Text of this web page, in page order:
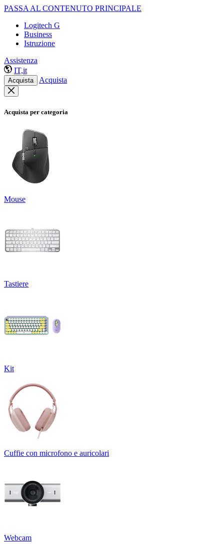
PASSA AL CONTENUTO PRINCIPALE
Logitech G
Business
Istruzione
Assistenza
IT,it
Acquista Acquista
Acquista per categoria
Mouse
Tastiere
Kit
Cuffie con microfono e auricolari
Webcam